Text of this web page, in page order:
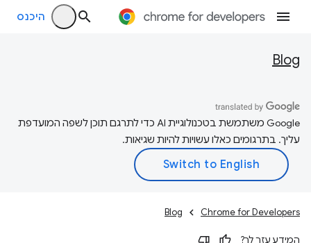
היכנס
Blog
‫Google משתמשת בטכנולוגיית AI כדי לתרגם תוכן לשפה המועדפת
עליך. בתרגומים כאלו עשויות להיות שגיאות.
Chrome for Developers
Blog
המידע עזר לך?